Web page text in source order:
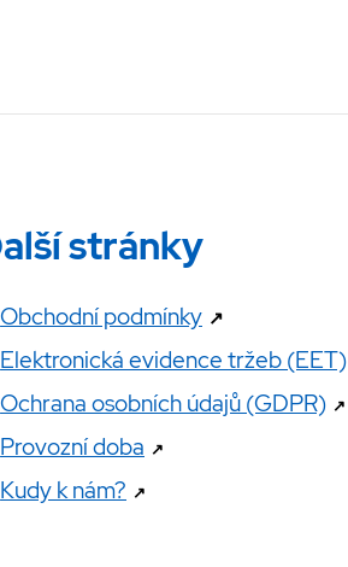
stránky
Obchodní podmínky ↗
Elektronická evidence tržeb (EET)
Ochrana osobních údajů (GDPR) ↗
Provozní doba ↗
Kudy k nám? ↗